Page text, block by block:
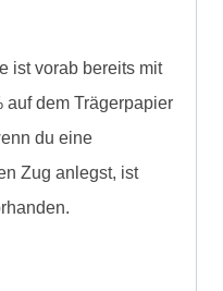
ist vorab bereits mit
auf dem Trägerpapier
du eine
Zug anlegst, ist